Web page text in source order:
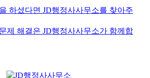
하셨다면 JD행정사사무소를 찾아주
제 해결은 JD행정사사무소가 함께합